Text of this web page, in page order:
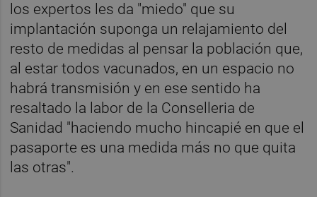
los expertos les da "miedo" que su
implantación suponga un relajamiento del
resto de medidas al pensar la población que,
al estar todos vacunados, en un espacio no
habrá transmisión y en ese sentido ha
resaltado la labor de la Conselleria de
Sanidad "haciendo mucho hincapié en que el
pasaporte es una medida más no que quita
las otras".